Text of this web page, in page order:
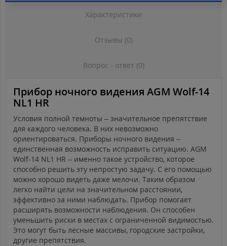
Характеристики
Отзывы (0)
Вопрос - ответ (0)
Прибор ночного видения AGM Wolf-14
NL1 HR
Условия полной темноты – значительное препятствие
для каждого человека. В них невозможно
ориентироваться. Приборы ночного видения –
единственная возможность исправить ситуацию. AGM
Wolf-14 NL1 HR – именно такое устройство, которое
способно решить эту непростую задачу. С его помощью
можно хорошо видеть даже мелочи. Таким образом
легко найти цели на значительном расстоянии,
эффективно за ними наблюдать. Прибор помогает
расширять возможности наблюдения. Он способен
уменьшить риски в местах с ограниченной видимостью.
Это могут быть лесные массивы, городские застройки,
другие препятствия.